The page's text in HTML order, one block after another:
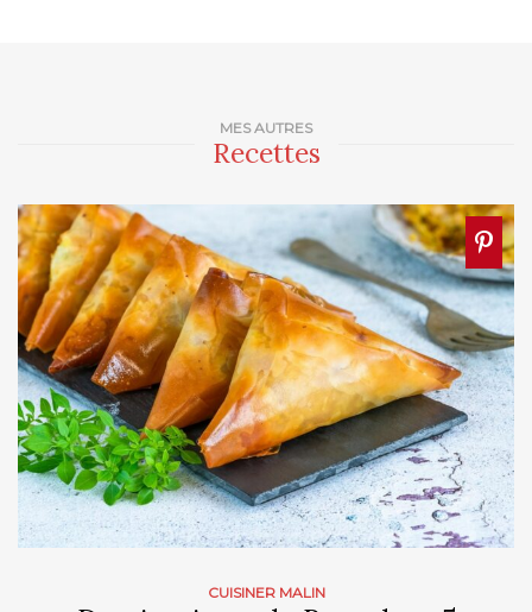
MES AUTRES
Recettes
CUISINER MALIN